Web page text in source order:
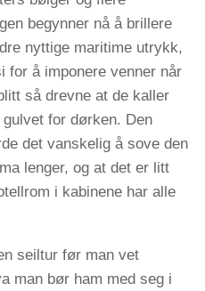
begynner nå å brillere
nyttige maritime utrykk,
for å imponere venner når
så drevne at de kaller
for dørken. Den
det vanskelig å sove den
lenger, og at det er litt
i kabinene har alle
seiltur før man vet
man bør ham med seg i